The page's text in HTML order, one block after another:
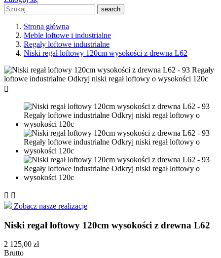
search
Strona główna
Meble loftowe i industrialne
Regały loftowe industrialne
Niski regał loftowy 120cm wysokości z drewna L62

 
Zobacz nasze realizacje
Niski regał loftowy 120cm wysokości z drewna L62
2 125,00 zł
Brutto